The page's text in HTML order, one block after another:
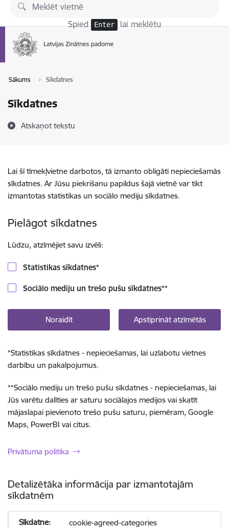
Pāriet uz lapas saturu
Spied Enter lai meklētu
Sākums Sīkdatnes
Sīkdatnes
Atskaņot tekstu
Lai šī tīmekļvietne darbotos, tā izmanto obligāti nepieciešamās
sīkdatnes. Ar Jūsu piekrišanu papildus šajā vietnē var tikt
izmantotas statistikas un sociālo mediju sīkdatnes.
Pielāgot sīkdatnes
Lūdzu, atzīmējiet savu izvēli:
Statistikas sīkdatnes*
Sociālo mediju un trešo pušu sīkdatnes**
Noraidīt Apstiprināt atzīmētās
*Statistikas sīkdatnes - nepieciešamas, lai uzlabotu vietnes
darbību un pakalpojumus.
**Sociālo mediju un trešo pušu sīkdatnes - nepieciešamas, lai
Jūs varētu dalīties ar saturu sociālajos medijos vai skatīt
mājaslapai pievienoto trešo pušu saturu, piemēram, Google
Maps, PowerBI vai citus.
Privātuma politika
Detalizētāka informācija par izmantotajām
sīkdatnēm
cookie-agreed-categories